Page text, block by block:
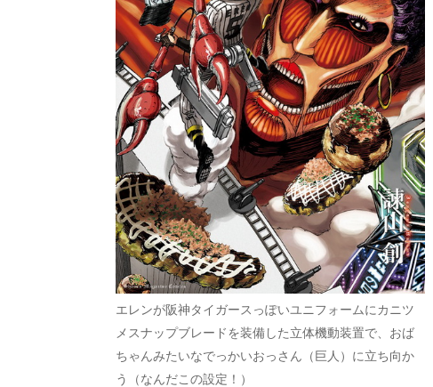
エレンが阪神タイガースっぽいユニフォームにカニツ
メスナップブレードを装備した立体機動装置で、おば
ちゃんみたいなでっかいおっさん（巨人）に立ち向か
う（なんだこの設定！）